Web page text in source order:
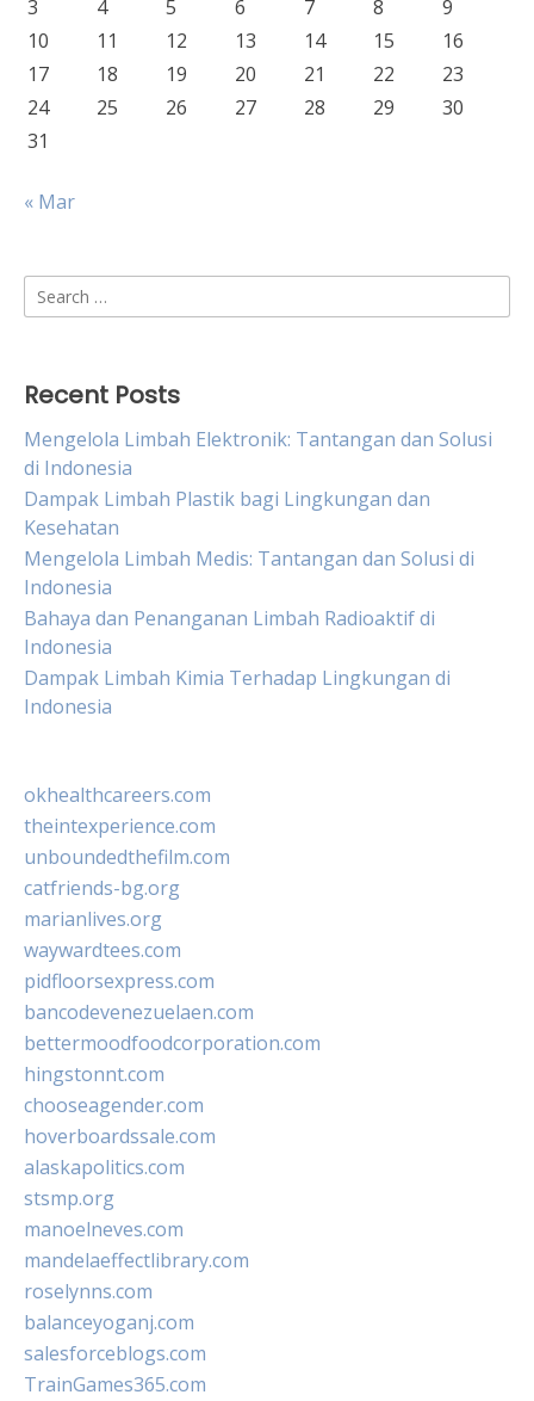
3 4 5 6 7 8
9
10
11 12 13 14 15
16
17
18 19 20 21 22
23
24
25 26 27 28 29
30
31
« Mar
Search
for:
Recent Posts
Mengelola Limbah Elektronik: Tantangan dan Solusi
di Indonesia
Dampak Limbah Plastik bagi Lingkungan dan
Kesehatan
Mengelola Limbah Medis: Tantangan dan Solusi di
Indonesia
Bahaya dan Penanganan Limbah Radioaktif di
Indonesia
Dampak Limbah Kimia Terhadap Lingkungan di
Indonesia
okhealthcareers.com
theintexperience.com
unboundedthefilm.com
catfriends-bg.org
marianlives.org
waywardtees.com
pidfloorsexpress.com
bancodevenezuelaen.com
bettermoodfoodcorporation.com
hingstonnt.com
chooseagender.com
hoverboardssale.com
alaskapolitics.com
stsmp.org
manoelneves.com
mandelaeffectlibrary.com
roselynns.com
balanceyoganj.com
salesforceblogs.com
TrainGames365.com